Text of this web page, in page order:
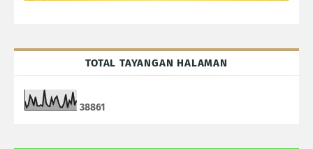
TOTAL TAYANGAN HALAMAN
38861